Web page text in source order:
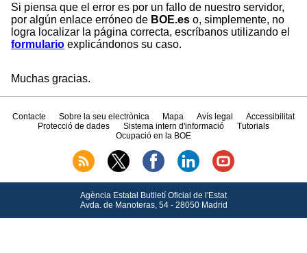
Si piensa que el error es por un fallo de nuestro servidor,
por algún enlace erróneo de BOE.es o, simplemente, no
logra localizar la página correcta, escríbanos utilizando el
formulario explicándonos su caso.
Muchas gracias.
Contacte Sobre la seu electrònica Mapa Avís legal
Accessibilitat
Protecció de dades
Sistema intern d'informació
Tutorials
Ocupació en la BOE
Agència Estatal Butlletí Oficial de l'Estat
Avda.de Manoteras, 54 - 28050 Madrid